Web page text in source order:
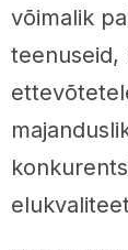
võimalik
teenuseid,